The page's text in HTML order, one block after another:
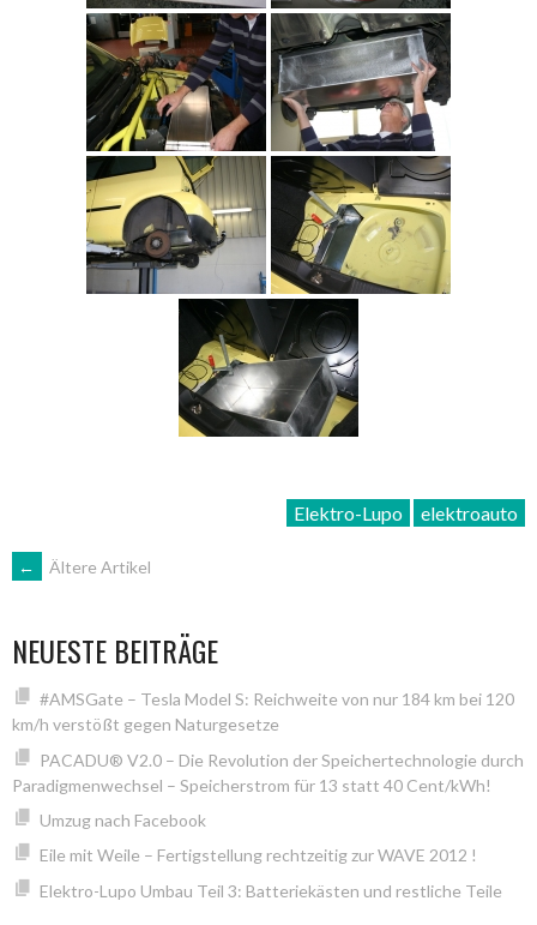
Elektro-Lupo elektroauto
BEITRAGSNAVIGATION
← Ältere Artikel
NEUESTE BEITRÄGE
#AMSGate – Tesla Model S: Reichweite von nur 184 km bei 120
km/h verstößt gegen Naturgesetze
PACADU® V2.0 – Die Revolution der Speichertechnologie durch
Paradigmenwechsel – Speicherstrom für 13 statt 40 Cent/kWh!
Umzug nach Facebook
Eile mit Weile – Fertigstellung rechtzeitig zur WAVE 2012 !
Elektro-Lupo Umbau Teil 3: Batteriekästen und restliche Teile